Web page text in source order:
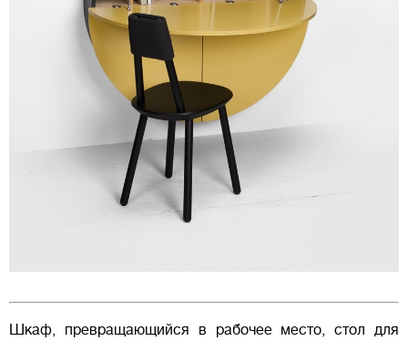
Шкаф, превращающийся в рабочее место, стол для